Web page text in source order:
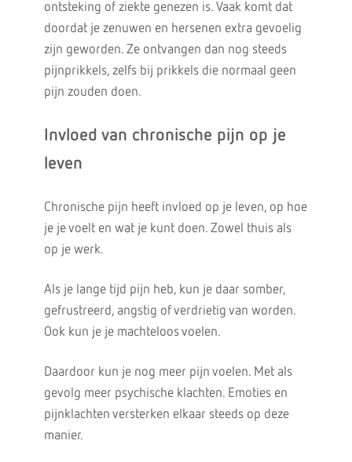
ontsteking of ziekte genezen is. Vaak komt dat
doordat je zenuwen en hersenen extra gevoelig
zijn geworden. Ze ontvangen dan nog steeds
pijnprikkels, zelfs bij prikkels die normaal geen
pijn zouden doen.
Invloed van chronische pijn op je
leven
Chronische pijn heeft invloed op je leven, op hoe
je je voelt en wat je kunt doen. Zowel thuis als
op je werk.
Als je lange tijd pijn heb, kun je daar somber,
gefrustreerd, angstig of verdrietig van worden.
Ook kun je je machteloos voelen.
Daardoor kun je nog meer pijn voelen. Met als
gevolg meer psychische klachten. Emoties en
pijnklachten versterken elkaar steeds op deze
manier.